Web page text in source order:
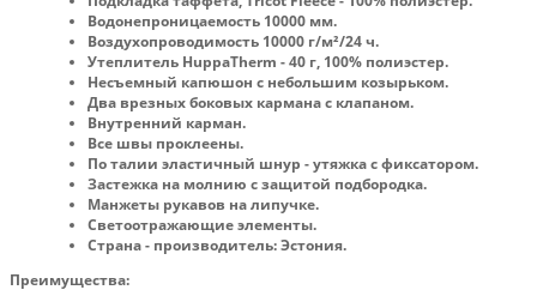
Водонепроницаемость 10000 мм.
Воздухопроводимость 10000 г/м²/24 ч.
Утеплитель HuppaTherm - 40 г, 100% полиэстер.
Несъемный капюшон с небольшим козырьком.
Два врезных боковых кармана с клапаном.
Внутренний карман.
Все швы проклеены.
По талии эластичный шнур - утяжка с фиксатором.
Застежка на молнию с защитой подбородка.
Манжеты рукавов на липучке.
Светоотражающие элементы.
Страна - производитель: Эстония.
Преимущества: